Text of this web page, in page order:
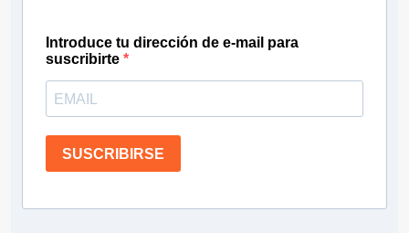
Introduce tu dirección de e-mail para
suscribirte
SUSCRIBIRSE